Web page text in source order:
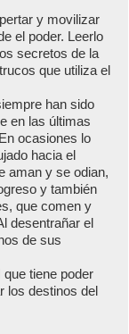
y movilizar
el poder. Leerlo
secretos de la
que utiliza el
han sido
en las últimas
ocasiones lo
hacia el
aman y se odian,
y también
que comen y
desentrañar el
de sus
tiene poder
los destinos del